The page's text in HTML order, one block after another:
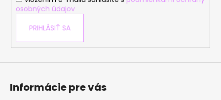
osobných údajov
PRIHLÁSIŤ SA
Informácie pre vás